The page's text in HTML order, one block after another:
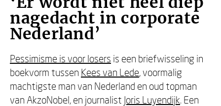
nagedacht in corporate
Nederland’
Pessimisme is voor losers is een briefwisseling in
boekvorm tussen Kees van Lede, voormalig
machtigste man van Nederland en oud topman
van AkzoNobel, en journalist Joris Luyendijk. Een